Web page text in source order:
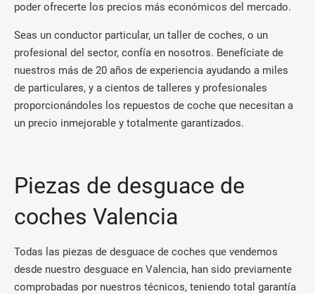
poder ofrecerte los precios más económicos del mercado.
Seas un conductor particular, un taller de coches, o un
profesional del sector, confía en nosotros. Benefíciate de
nuestros más de 20 años de experiencia ayudando a miles
de particulares, y a cientos de talleres y profesionales
proporcionándoles los repuestos de coche que necesitan a
un precio inmejorable y totalmente garantizados.
Piezas de desguace de
coches Valencia
Todas las piezas de desguace de coches que vendemos
desde nuestro desguace en Valencia, han sido previamente
comprobadas por nuestros técnicos, teniendo total garantía